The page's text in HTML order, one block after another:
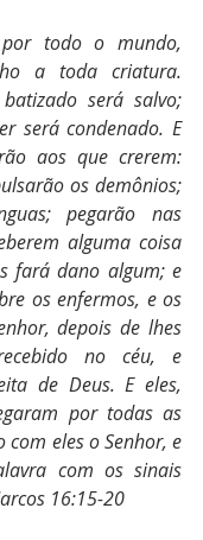
todo o mundo,
a toda criatura.
será salvo;
será condenado. E
aos que crerem:
os demônios;
pegarão nas
alguma coisa
fará dano algum; e
os enfermos, e os
depois de lhes
no céu, e
de Deus. E eles,
por todas as
eles o Senhor, e
com os sinais
16:15-20